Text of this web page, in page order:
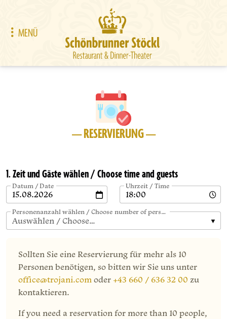
MENÜ
— RESERVIERUNG —
1. Zeit und Gäste wählen / Choose time and guests
Datum / Date Uhrzeit / Time
Personenanzahl wählen / Choose number of persons
Auswählen / Choose…
Sollten Sie eine Reservierung für mehr als 10
Personen benötigen, so bitten wir Sie uns unter
office@trojani.com oder +43 660 / 636 32 00 zu
kontaktieren.
If you need a reservation for more than 10 people,